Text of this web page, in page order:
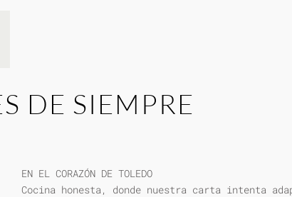
DE SIEMPRE
EN EL CORAZÓN DE TOLEDO
Cocina honesta, donde nuestra carta intenta